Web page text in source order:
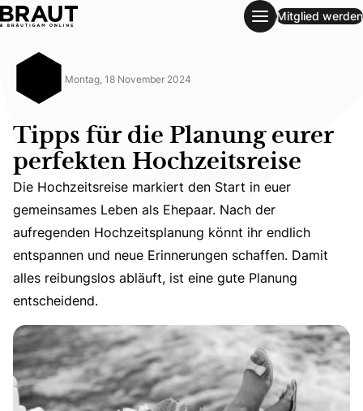
Tipps für die Planung eurer perfekten Hochzeitsreise
Mitglied werden
Montag, 18 November 2024
Tipps für die Planung eurer
perfekten Hochzeitsreise
Die Hochzeitsreise markiert den Start in euer
Die Hochzeitsreise markiert den Start in euer
gemeinsames Leben als Ehepaar. Nach der
aufregenden Hochzeitsplanung könnt ihr endlich
entspannen und neue Erinnerungen schaffen. Damit
alles reibungslos abläuft, ist eine gute Planung
entscheidend.